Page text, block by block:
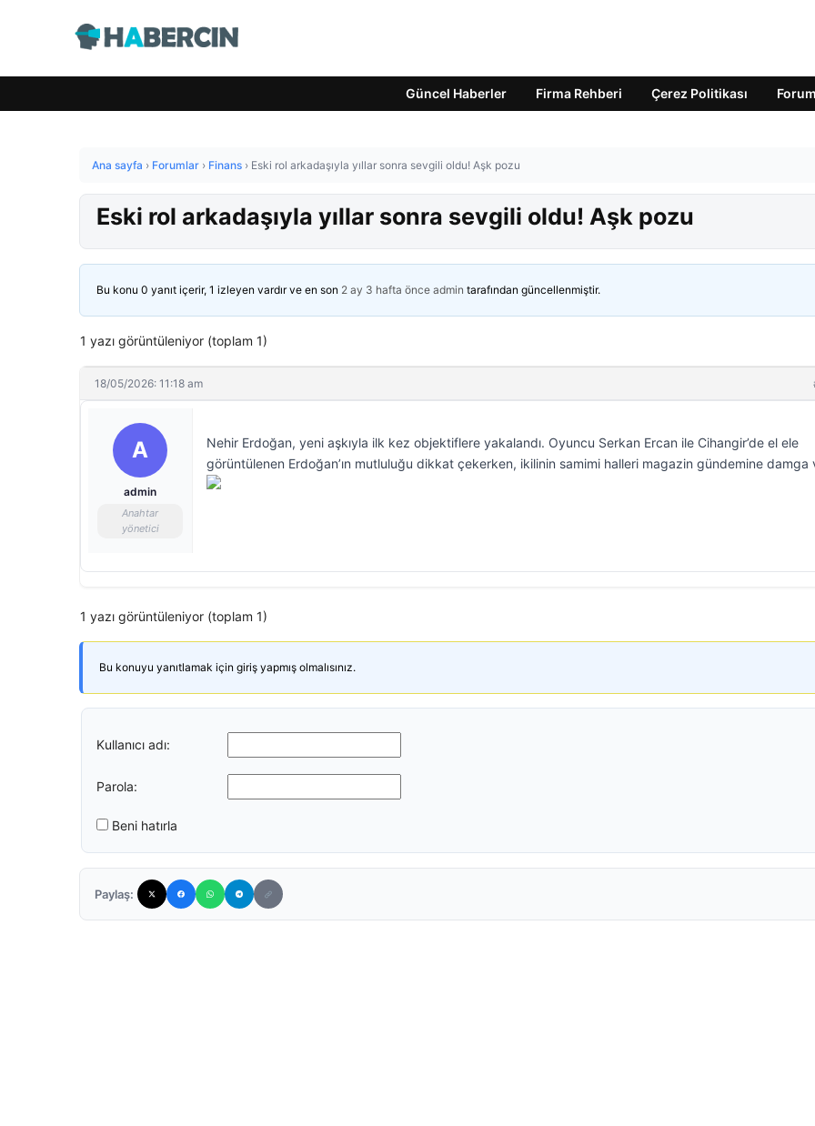
Güncel Haberler Firma Rehberi Çerez Politikası Forum
Ana sayfa › Forumlar › Finans › Eski rol arkadaşıyla yıllar sonra sevgili oldu! Aşk pozu
Eski rol arkadaşıyla yıllar sonra sevgili oldu! Aşk pozu
Bu konu 0 yanıt içerir, 1 izleyen vardır ve en son 2 ay 3 hafta önce admin tarafından güncellenmiştir.
1 yazı görüntüleniyor (toplam 1)
18/05/2026: 11:18 am
A
admin
Anahtar
yönetici
Nehir Erdoğan, yeni aşkıyla ilk kez objektiflere yakalandı. Oyuncu Serkan Ercan ile Cihangir’de el ele
görüntülenen Erdoğan’ın mutluluğu dikkat çekerken, ikilinin samimi halleri magazin gündemine damga
1 yazı görüntüleniyor (toplam 1)
Bu konuyu yanıtlamak için giriş yapmış olmalısınız.
Kullanıcı adı:
Parola:
Beni hatırla
Paylaş: